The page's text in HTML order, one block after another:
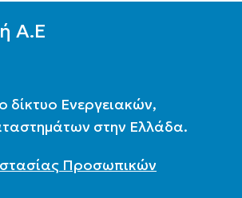
1,95
ΣΥΛΛΈΚΤΗΣ
Α.Ε
δίκτυο Ενεργειακών,
στην Ελλάδα.
Προσωπικών